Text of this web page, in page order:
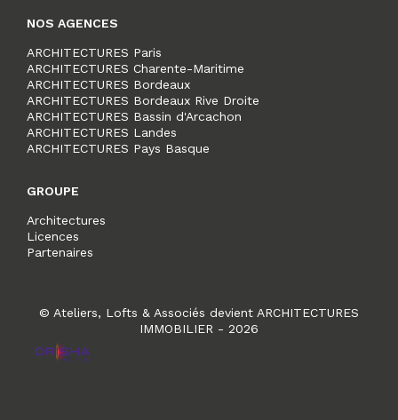
NOS AGENCES
ARCHITECTURES Paris
ARCHITECTURES Charente-Maritime
ARCHITECTURES Bordeaux
ARCHITECTURES Bordeaux Rive Droite
ARCHITECTURES Bassin d'Arcachon
ARCHITECTURES Landes
ARCHITECTURES Pays Basque
GROUPE
Architectures
Licences
Partenaires
© Ateliers, Lofts & Associés devient ARCHITECTURES
IMMOBILIER - 2026